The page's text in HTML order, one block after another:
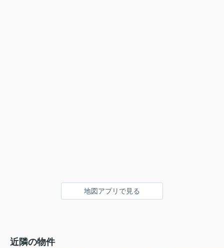
地図アプリで見る
近隣の物件